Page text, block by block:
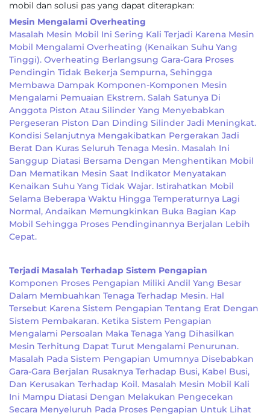
mobil dan solusi pas yang dapat diterapkan:
Mesin Mengalami Overheating
Masalah Mesin Mobil Ini Sering Kali Terjadi Karena Mesin
Mobil Mengalami Overheating (kenaikan Suhu Yang
Tinggi). Overheating Berlangsung Gara-Gara Proses
Pendingin Tidak Bekerja Sempurna, Sehingga
Membawa Dampak Komponen-Komponen Mesin
Mengalami Pemuaian Ekstrem. Salah Satunya Di
Anggota Piston Atau Silinder Yang Menyebabkan
Pergeseran Piston Dan Dinding Silinder Jadi Meningkat.
Kondisi Selanjutnya Mengakibatkan Pergerakan Jadi
Berat Dan Kuras Seluruh Tenaga Mesin. Masalah Ini
Sanggup Diatasi Bersama Dengan Menghentikan Mobil
Dan Mematikan Mesin Saat Indikator Menyatakan
Kenaikan Suhu Yang Tidak Wajar. Istirahatkan Mobil
Selama Beberapa Waktu Hingga Temperaturnya Lagi
Normal, Andaikan Memungkinkan Buka Bagian Kap
Mobil Sehingga Proses Pendinginannya Berjalan Lebih
Cepat.
Terjadi Masalah Terhadap Sistem Pengapian
Komponen Proses Pengapian Miliki Andil Yang Besar
Dalam Membuahkan Tenaga Terhadap Mesin. Hal
Tersebut Karena Sistem Pengapian Tentang Erat Dengan
Sistem Pembakaran. Ketika Sistem Pengapian
Mengalami Persoalan Maka Tenaga Yang Dihasilkan
Mesin Terhitung Dapat Turut Mengalami Penurunan.
Masalah Pada Sistem Pengapian Umumnya Disebabkan
Gara-Gara Berjalan Rusaknya Terhadap Busi, Kabel Busi,
Dan Kerusakan Terhadap Koil. Masalah Mesin Mobil Kali
Ini Mampu Diatasi Dengan Melakukan Pengecekan
Secara Menyeluruh Pada Proses Pengapian Untuk Lihat